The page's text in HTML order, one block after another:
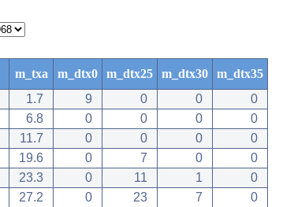
m_txa m_dtx0 m_dtx25 m_dtx30
m_dtx35
1.7 9 0 0
0
6.8 0 0 0
0
11.7 0 0 0
0
19.6 0 7 0
0
23.3 0 11 1
0
27.2 0 23 7
0